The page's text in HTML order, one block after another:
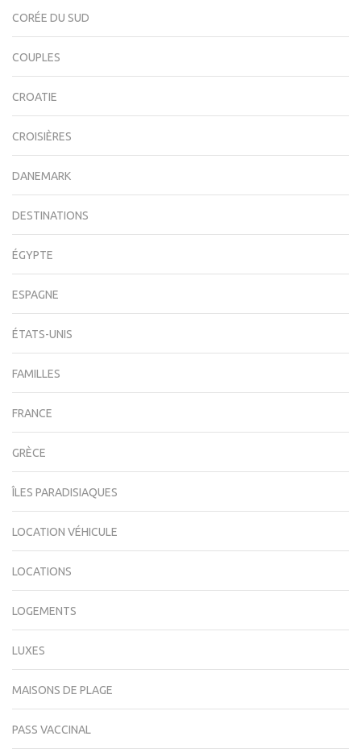
CORÉE DU SUD
COUPLES
CROATIE
CROISIÈRES
DANEMARK
DESTINATIONS
ÉGYPTE
ESPAGNE
ÉTATS-UNIS
FAMILLES
FRANCE
GRÈCE
ÎLES PARADISIAQUES
LOCATION VÉHICULE
LOCATIONS
LOGEMENTS
LUXES
MAISONS DE PLAGE
PASS VACCINAL